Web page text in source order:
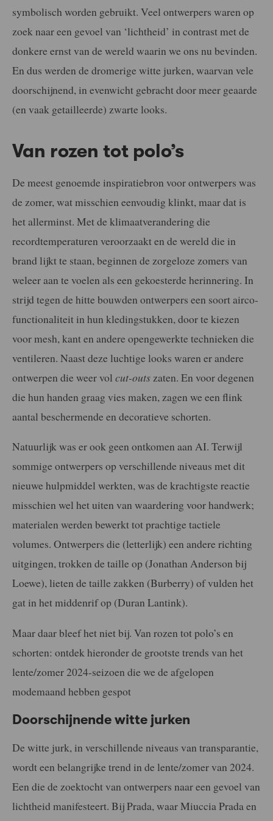
symbolisch worden gebruikt. Veel ontwerpers waren op
zoek naar een gevoel van ‘lichtheid’ in contrast met de
donkere ernst van de wereld waarin we ons nu bevinden.
En dus werden de dromerige witte jurken, waarvan vele
doorschijnend, in evenwicht gebracht door meer geaarde
(en vaak getailleerde) zwarte looks.
Van rozen tot polo’s
De meest genoemde inspiratiebron voor ontwerpers was
de zomer, wat misschien eenvoudig klinkt, maar dat is
het allerminst. Met de klimaatverandering die
recordtemperaturen veroorzaakt en de wereld die in
brand lijkt te staan, beginnen de zorgeloze zomers van
weleer aan te voelen als een gekoesterde herinnering. In
strijd tegen de hitte bouwden ontwerpers een soort airco-
functionaliteit in hun kledingstukken, door te kiezen
voor mesh, kant en andere opengewerkte technieken die
ventileren. Naast deze luchtige looks waren er andere
ontwerpen die weer vol cut-outs zaten. En voor degenen
die hun handen graag vies maken, zagen we een flink
aantal beschermende en decoratieve schorten.
Natuurlijk was er ook geen ontkomen aan AI. Terwijl
sommige ontwerpers op verschillende niveaus met dit
nieuwe hulpmiddel werkten, was de krachtigste reactie
misschien wel het uiten van waardering voor handwerk;
materialen werden bewerkt tot prachtige tactiele
volumes. Ontwerpers die (letterlijk) een andere richting
uitgingen, trokken de taille op (Jonathan Anderson bij
Loewe), lieten de taille zakken (Burberry) of vulden het
gat in het middenrif op (Duran Lantink).
Maar daar bleef het niet bij. Van rozen tot polo’s en
schorten: ontdek hieronder de grootste trends van het
lente/zomer 2024-seizoen die we de afgelopen
modemaand hebben gespot
Doorschijnende witte jurken
De witte jurk, in verschillende niveaus van transparantie,
wordt een belangrijke trend in de lente/zomer van 2024.
Een die de zoektocht van ontwerpers naar een gevoel van
lichtheid manifesteert. Bij Prada, waar Miuccia Prada en